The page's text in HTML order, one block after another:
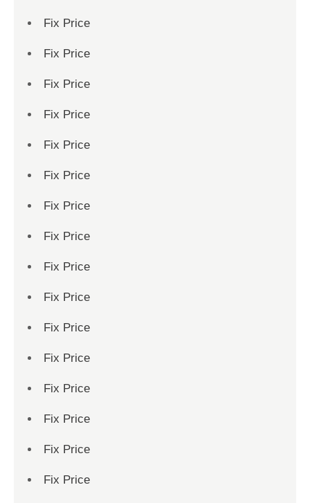
Fix Price
Fix Price
Fix Price
Fix Price
Fix Price
Fix Price
Fix Price
Fix Price
Fix Price
Fix Price
Fix Price
Fix Price
Fix Price
Fix Price
Fix Price
Fix Price